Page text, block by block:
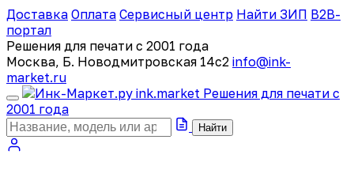
Доставка Оплата Сервисный центр Найти ЗИП B2B-
портал
Решения для печати с 2001 года
Москва, Б. Новодмитровская 14с2 info@ink-
market.ru
ink.market Решения для печати с
2001 года
Найти